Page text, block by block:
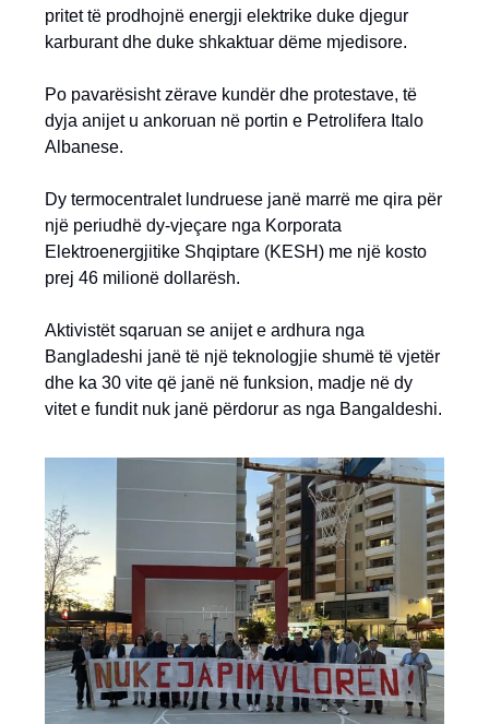
pritet të prodhojnë energji elektrike duke djegur
karburant dhe duke shkaktuar dëme mjedisore.
Po pavarësisht zërave kundër dhe protestave, të
dyja anijet u ankoruan në portin e Petrolifera Italo
Albanese.
Dy termocentralet lundruese janë marrë me qira për
një periudhë dy-vjeçare nga Korporata
Elektroenergjitike Shqiptare (KESH) me një kosto
prej 46 milionë dollarësh.
Aktivistët sqaruan se anijet e ardhura nga
Bangladeshi janë të një teknologjie shumë të vjetër
dhe ka 30 vite që janë në funksion, madje në dy
vitet e fundit nuk janë përdorur as nga Bangaldeshi.